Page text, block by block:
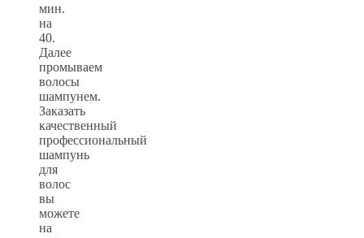
мин.
на
40.
Далее
промываем
волосы
шампунем.
Заказать
качественный
профессиональный
шампунь
для
волос
вы
можете
на